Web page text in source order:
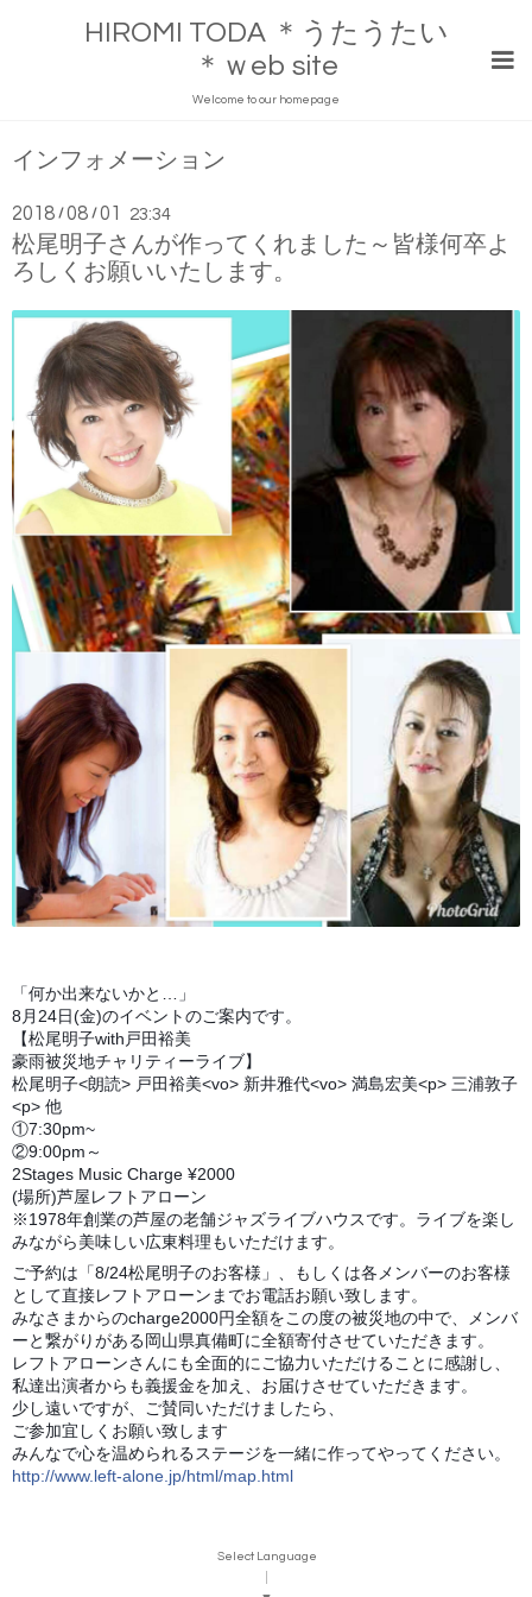
HIROMI TODA ＊うたうたい
＊ｗeb site
Welcome to our homepage
インフォメーション
2018 /08 /01 23:34
松尾明子さんが作ってくれました～皆様何卒よ
ろしくお願いいたします。
「何か出来ないかと…」
8月24日(金)のイベントのご案内です。
【松尾明子with戸田裕美
豪雨被災地チャリティーライブ】
松尾明子<朗読> 戸田裕美<vo> 新井雅代<vo> 満島宏美<p> 三浦敦子
<p> 他
①7:30pm~
②9:00pm～
2Stages Music Charge ¥2000
(場所)芦屋レフトアローン
※1978年創業の芦屋の老舗ジャズライブハウスです。ライブを楽し
みながら美味しい広東料理もいただけます。
ご予約は「8/24松尾明子のお客様」、もしくは各メンバーのお客様
として直接レフトアローンまでお電話お願い致します。
みなさまからのcharge2000円全額をこの度の被災地の中で、メンバ
ーと繋がりがある岡山県真備町に全額寄付させていただきます。
レフトアローンさんにも全面的にご協力いただけることに感謝し、
私達出演者からも義援金を加え、お届けさせていただきます。
少し遠いですが、ご賛同いただけましたら、
ご参加宜しくお願い致します
みんなで心を温められるステージを一緒に作ってやってください。
http://www.left-alone.jp/html/map.html
Select Language